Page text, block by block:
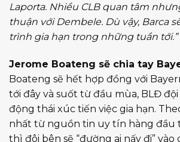
Laporta. Nhiều CLB quan tâm
thuận với Dembele. Dù vậy, Barca
trình gia hạn trong những tuần tới.”
Jerome Boateng sẽ chia tay
Boateng sẽ hết hợp đồng với
tới đây và suốt từ đầu mùa, BLĐ
động thái xúc tiến việc gia hạn.
nhất từ nguồn tin uy tín hàng đầu
thì đôi bên sẽ “đường ai nấy đi”